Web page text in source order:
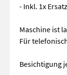
- Inkl. 1x
Maschine ist
Für
Besichtigung